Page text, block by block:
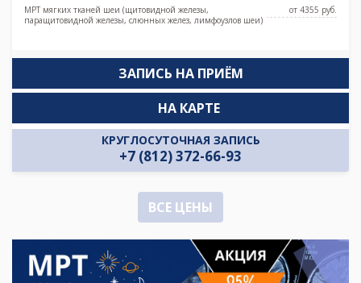
МРТ мягких тканей шеи (щитовидной железы,
паращитовидной железы, слюнных желез, лимфоузлов шеи)
от 4355 pуб.
ЗАПИСЬ НА ПРИЁМ
КРУГЛОСУТОЧНАЯ ЗАПИСЬ
+7 (812) 372-66-93
НА КАРТЕ
ВСЕ ЦЕНЫ